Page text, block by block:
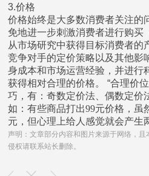
3.价格
价格始终是大多数消费者关注的
免地进一步刺激消费者进行购买
从市场研究中获得目标消费者的
竞争对手的定价策略以及其他影
身成本和市场运营经验，并进行
获得相对合理的价格。 “合理价
巧，有：奇数定价法、偶数定价
如：有些商品打出99元价格，虽
元，但心理上给人感觉就会产生
声明：文章部分内容和图片来源于网络，
侵权请联系站长删除。